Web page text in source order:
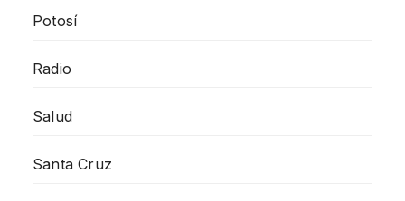
Potosí
Radio
Salud
Santa Cruz